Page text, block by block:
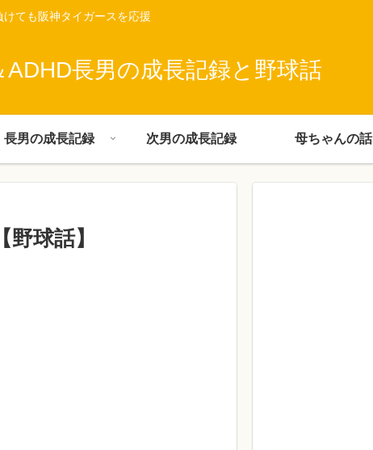
けても阪神タイガースを応援
長男の成長記録と野球話
長男の成長記録 次男の成長記録 母ちゃんの話
球話】